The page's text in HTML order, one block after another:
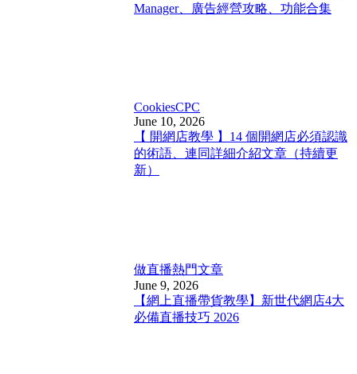
Manager、廣告經營攻略、功能合集
CookiesCPC
June 10, 2026
【 開網店教學 】14 個開網店必須認識
的術語、連同詳細介紹文章（持續更
新）
做直播熱門文章
June 9, 2026
【網上直播帶貨教學】新世代網店4大
必備直播技巧 2026